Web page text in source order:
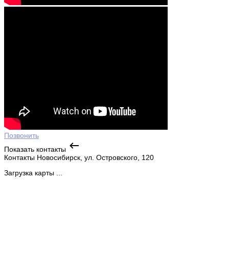
Позвонить
Показать контакты
Контакты Новосибирск, ул. Островского, 120
Загрузка карты ...